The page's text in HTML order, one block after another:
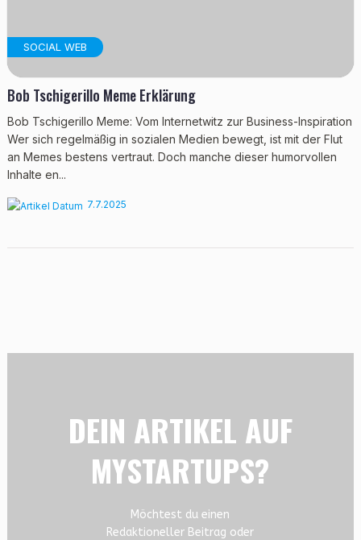
SOCIAL WEB
Bob Tschigerillo Meme Erklärung
Bob Tschigerillo Meme: Vom Internetwitz zur Business-Inspiration
Wer sich regelmäßig in sozialen Medien bewegt, ist mit der Flut
an Memes bestens vertraut. Doch manche dieser humorvollen
Inhalte en...
7.7.2025
DEIN ARTIKEL AUF
MYSTARTUPS?
Möchtest du einen
Redaktioneller Beitrag oder